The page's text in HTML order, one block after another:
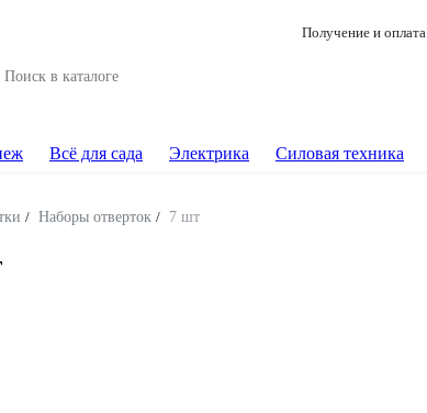
Получение и оплата
Всё для сада Электрика Силовая техника
/ Наборы отверток / 7 шт